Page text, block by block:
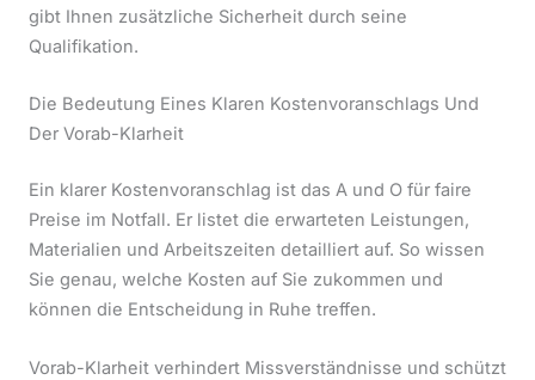
gibt Ihnen zusätzliche Sicherheit durch seine
Qualifikation.
Die Bedeutung Eines Klaren Kostenvoranschlags Und
Der Vorab-Klarheit
Ein klarer Kostenvoranschlag ist das A und O für faire
Preise im Notfall. Er listet die erwarteten Leistungen,
Materialien und Arbeitszeiten detailliert auf. So wissen
Sie genau, welche Kosten auf Sie zukommen und
können die Entscheidung in Ruhe treffen.
Vorab-Klarheit verhindert Missverständnisse und schützt